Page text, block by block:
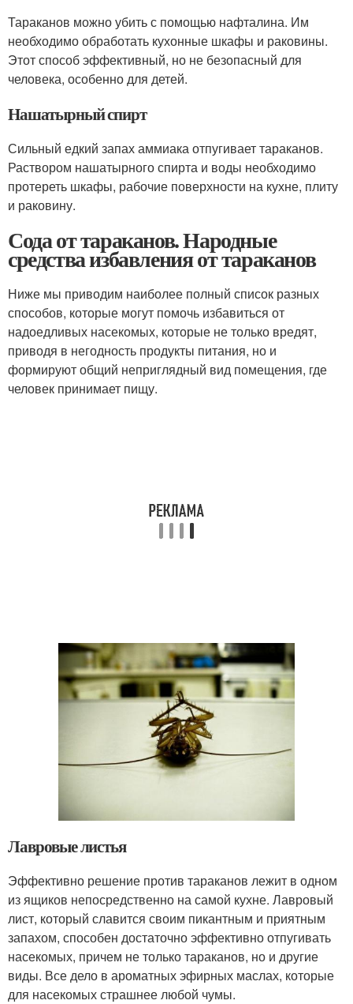
Тараканов можно убить с помощью нафталина. Им
необходимо обработать кухонные шкафы и раковины.
Этот способ эффективный, но не безопасный для
человека, особенно для детей.
Нашатырный спирт
Сильный едкий запах аммиака отпугивает тараканов.
Раствором нашатырного спирта и воды необходимо
протереть шкафы, рабочие поверхности на кухне, плиту
и раковину.
Сода от тараканов. Народные
средства избавления от тараканов
Ниже мы приводим наиболее полный список разных
способов, которые могут помочь избавиться от
надоедливых насекомых, которые не только вредят,
приводя в негодность продукты питания, но и
формируют общий неприглядный вид помещения, где
человек принимает пищу.
Лавровые листья
Эффективно решение против тараканов лежит в одном
из ящиков непосредственно на самой кухне. Лавровый
лист, который славится своим пикантным и приятным
запахом, способен достаточно эффективно отпугивать
насекомых, причем не только тараканов, но и другие
виды. Все дело в ароматных эфирных маслах, которые
для насекомых страшнее любой чумы.